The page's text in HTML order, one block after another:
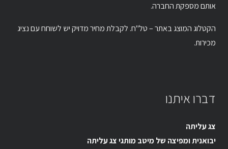
אותם מספקת החברה.
הקטלוג המוצג באתר – טל"ח. לקבלת מחיר מדויק יש לשוחח עם נציג
מכירות.
דברו איתנו
צג עליתה
יבואנית ומפיצה של מיטב מותגי צג עליתה